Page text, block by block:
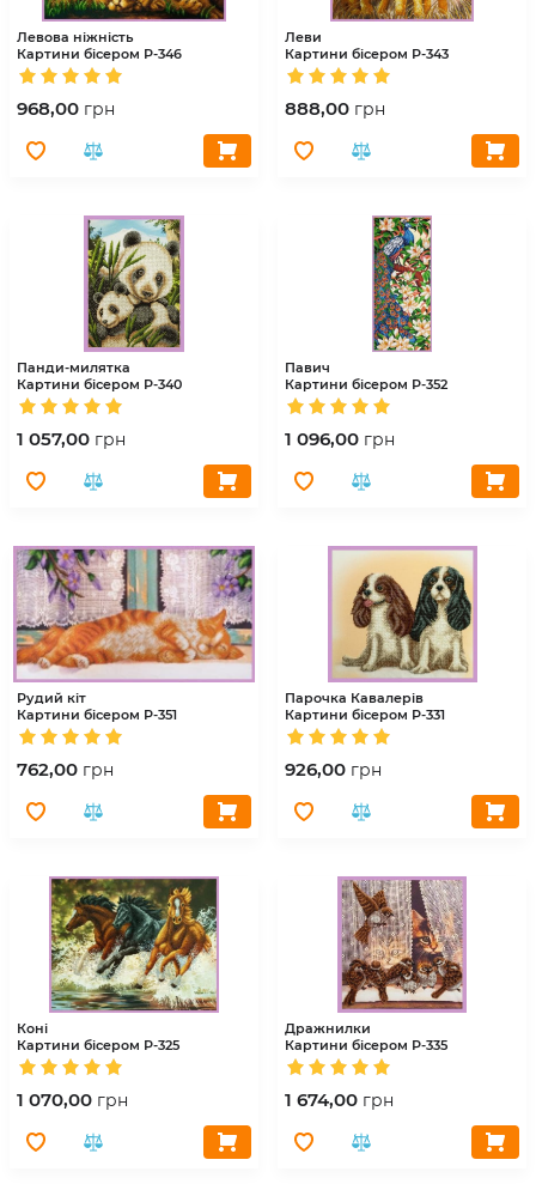
Левова ніжність
Картини бісером Р-346
968,00 грн
Леви
Картини бісером Р-343
888,00 грн
Панди-милятка
Картини бісером Р-340
1 057,00 грн
Павич
Картини бісером Р-352
1 096,00 грн
Рудий кіт
Картини бісером Р-351
762,00 грн
Парочка Кавалерів
Картини бісером Р-331
926,00 грн
Коні
Картини бісером Р-325
1 070,00 грн
Дражнилки
Картини бісером Р-335
1 674,00 грн